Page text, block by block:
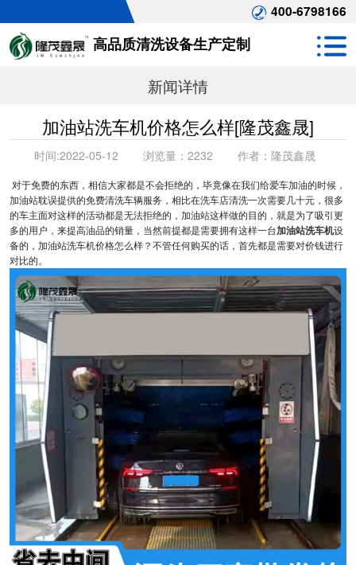
400-6798166
高品质清洗设备生产定制
新闻详情
加油站洗车机价格怎么样[隆茂鑫晟]
时间:2022-05-12 浏览量： 2232 作者： 隆茂鑫晟
对于免费的东西，相信大家都是不会拒绝的，毕竟像在我们给爱车加油的时候，
加油站耽误提供的免费清洗车辆服务，相比在洗车店清洗一次需要几十元，很多
的车主面对这样的活动都是无法拒绝的，加油站这样做的目的，就是为了吸引更
多的用户，来提高油品的销量，当然前提都是需要拥有这样一台加油站洗车机设
备的，加油站洗车机价格怎么样？不管任何购买的话，首先都是需要对价钱进行
对比的。